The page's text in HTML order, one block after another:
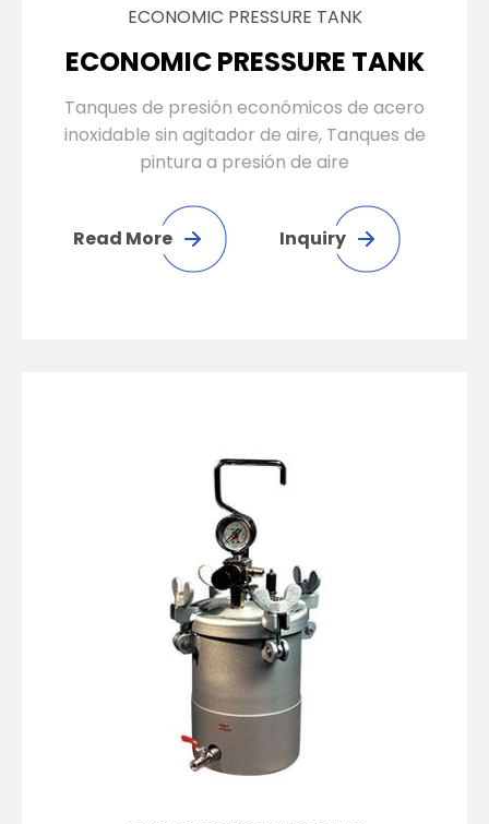
ECONOMIC PRESSURE TANK
ECONOMIC PRESSURE TANK
Tanques de presión económicos de acero
inoxidable sin agitador de aire, Tanques de
pintura a presión de aire
Read More Inquiry